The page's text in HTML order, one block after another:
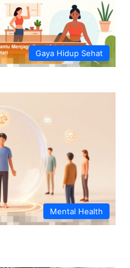
Gaya Hidup Sehat
Mental Health